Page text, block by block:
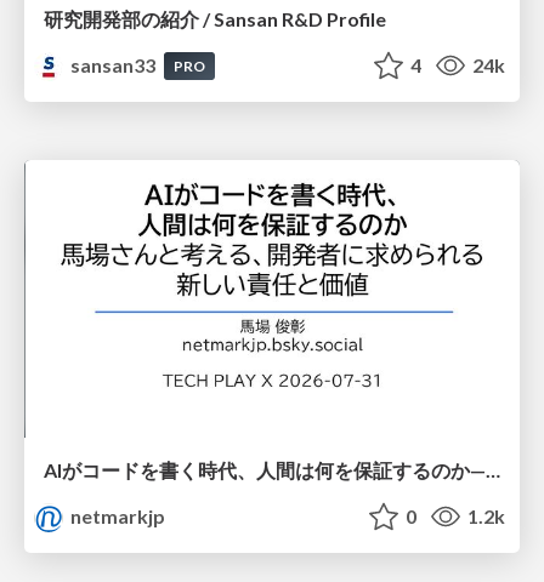
研究開発部の紹介 / Sansan R&D Profile
sansan33
PRO 4 24k
AIがコードを書く時代、人間は何を保証するのか———馬場さんと考える、開発者に求められる新しい責任と価値 - TECH PLAY
netmarkjp
0 1.2k